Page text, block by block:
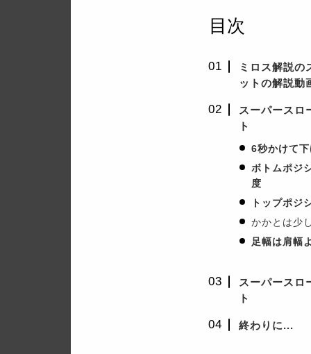
目次
ミロス解説の
ットの解説動
スーパースロ
ト
6秒かけて
ボトムポジ
度
トップポジ
かかとは少
足幅は肩幅
スーパースロ
ト
終わりに...